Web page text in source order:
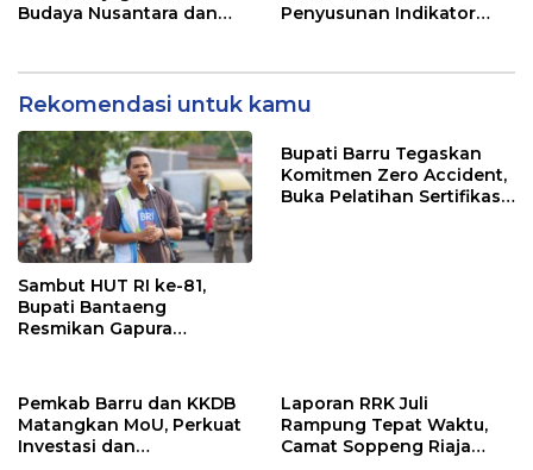
Budaya Nusantara dan
Penyusunan Indikator
Rekomendasi untuk kamu
Sambut HUT RI ke-81,
Bupati Bantaeng
Resmikan Gapura
Bupati Barru Tegaskan
Komitmen Zero Accident,
Buka Pelatihan Sertifikasi
Pemkab Barru dan KKDB
Matangkan MoU, Perkuat
Investasi dan
Laporan RRK Juli
Rampung Tepat Waktu,
Camat Soppeng Riaja